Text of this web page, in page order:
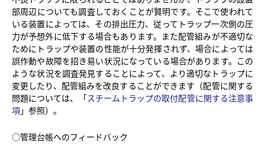
部周辺についても調査しておくことが賢明です。そこで使われて
いる装置によっては、その排出圧力、従ってトラップ一次側の圧
力が予想外に低下する場合もあります。また配管組みが不適切な
ためにトラップや装置の性能が十分発揮されず、場合によっては
誤作動や故障を招き易い状況になっている場合があります。この
ような状況を調査発見することによって、より適切なトラップに
変更したり、配管組みを改良することができます（配管に関する
問題については、「スチームトラップの取付配管に関する注意事
項」参照）。
○管理台帳へのフィードバック